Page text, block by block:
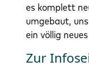
es komplett
umgebaut,
ein völlig
Zur